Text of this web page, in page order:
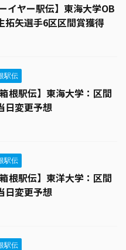
イヤー駅伝】東海大学OB
拓矢選手6区区間賞獲得
駅伝
根駅伝】東海大学：区間
日変更予想
駅伝
根駅伝】東洋大学：区間
日変更予想
駅伝